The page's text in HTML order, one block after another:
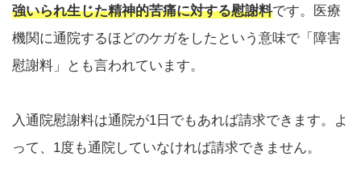
強いられ生じた精神的苦痛に対する慰謝料です。医療
機関に通院するほどのケガをしたという意味で「障害
慰謝料」とも言われています。
入通院慰謝料は通院が1日でもあれば請求できます。よ
って、1度も通院していなければ請求できません。